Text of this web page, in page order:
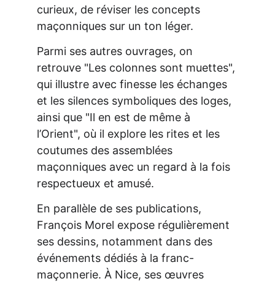
curieux, de réviser les concepts
maçonniques sur un ton léger.
Parmi ses autres ouvrages, on
retrouve "Les colonnes sont muettes",
qui illustre avec finesse les échanges
et les silences symboliques des loges,
ainsi que "Il en est de même à
l’Orient", où il explore les rites et les
coutumes des assemblées
maçonniques avec un regard à la fois
respectueux et amusé.
En parallèle de ses publications,
François Morel expose régulièrement
ses dessins, notamment dans des
événements dédiés à la franc-
maçonnerie. À Nice, ses œuvres